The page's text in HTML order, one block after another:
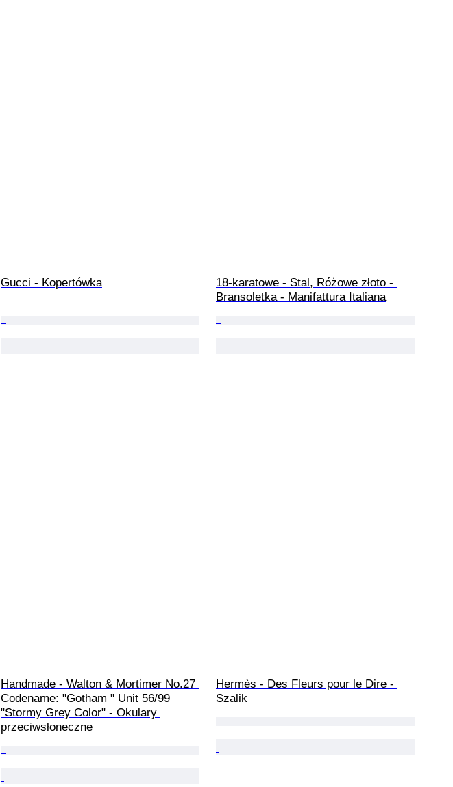
Gucci - Kopertówka
18-karatowe - Stal, Różowe złoto -
Bransoletka - Manifattura Italiana
Handmade - Walton & Mortimer No.27
Codename: "Gotham " Unit 56/99
"Stormy Grey Color" - Okulary
przeciwsłoneczne
Hermès - Des Fleurs pour le Dire -
Szalik